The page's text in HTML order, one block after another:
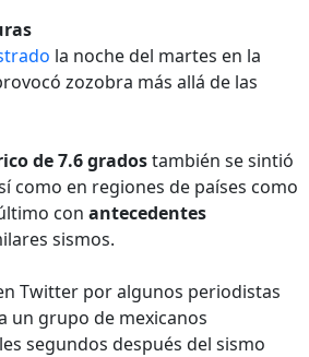
Edificio se balancea
la noche del martes en la
zozobra más allá de las
de 7.6 gradostambién se sintió
como en regiones de países como
con antecedentes
sismos.
Twitter por algunos periodistas
un grupo de mexicanos
segundos después del sismo